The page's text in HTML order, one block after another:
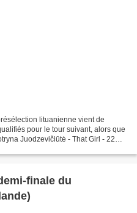
lituanienne vient de
pour le tour suivant, alors que
Juodzevičiūtė - That Girl - 22
finale du